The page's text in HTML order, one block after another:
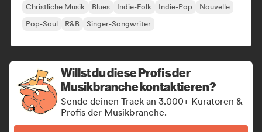
Christliche Musik Blues Indie-Folk Indie-Pop
Nouvelle
Pop-Soul
R&B Singer-Songwriter
Willst du diese Profis der
Musikbranche kontaktieren?
Sende deinen Track an 3.000+ Kuratoren &
Profis der Musikbranche.